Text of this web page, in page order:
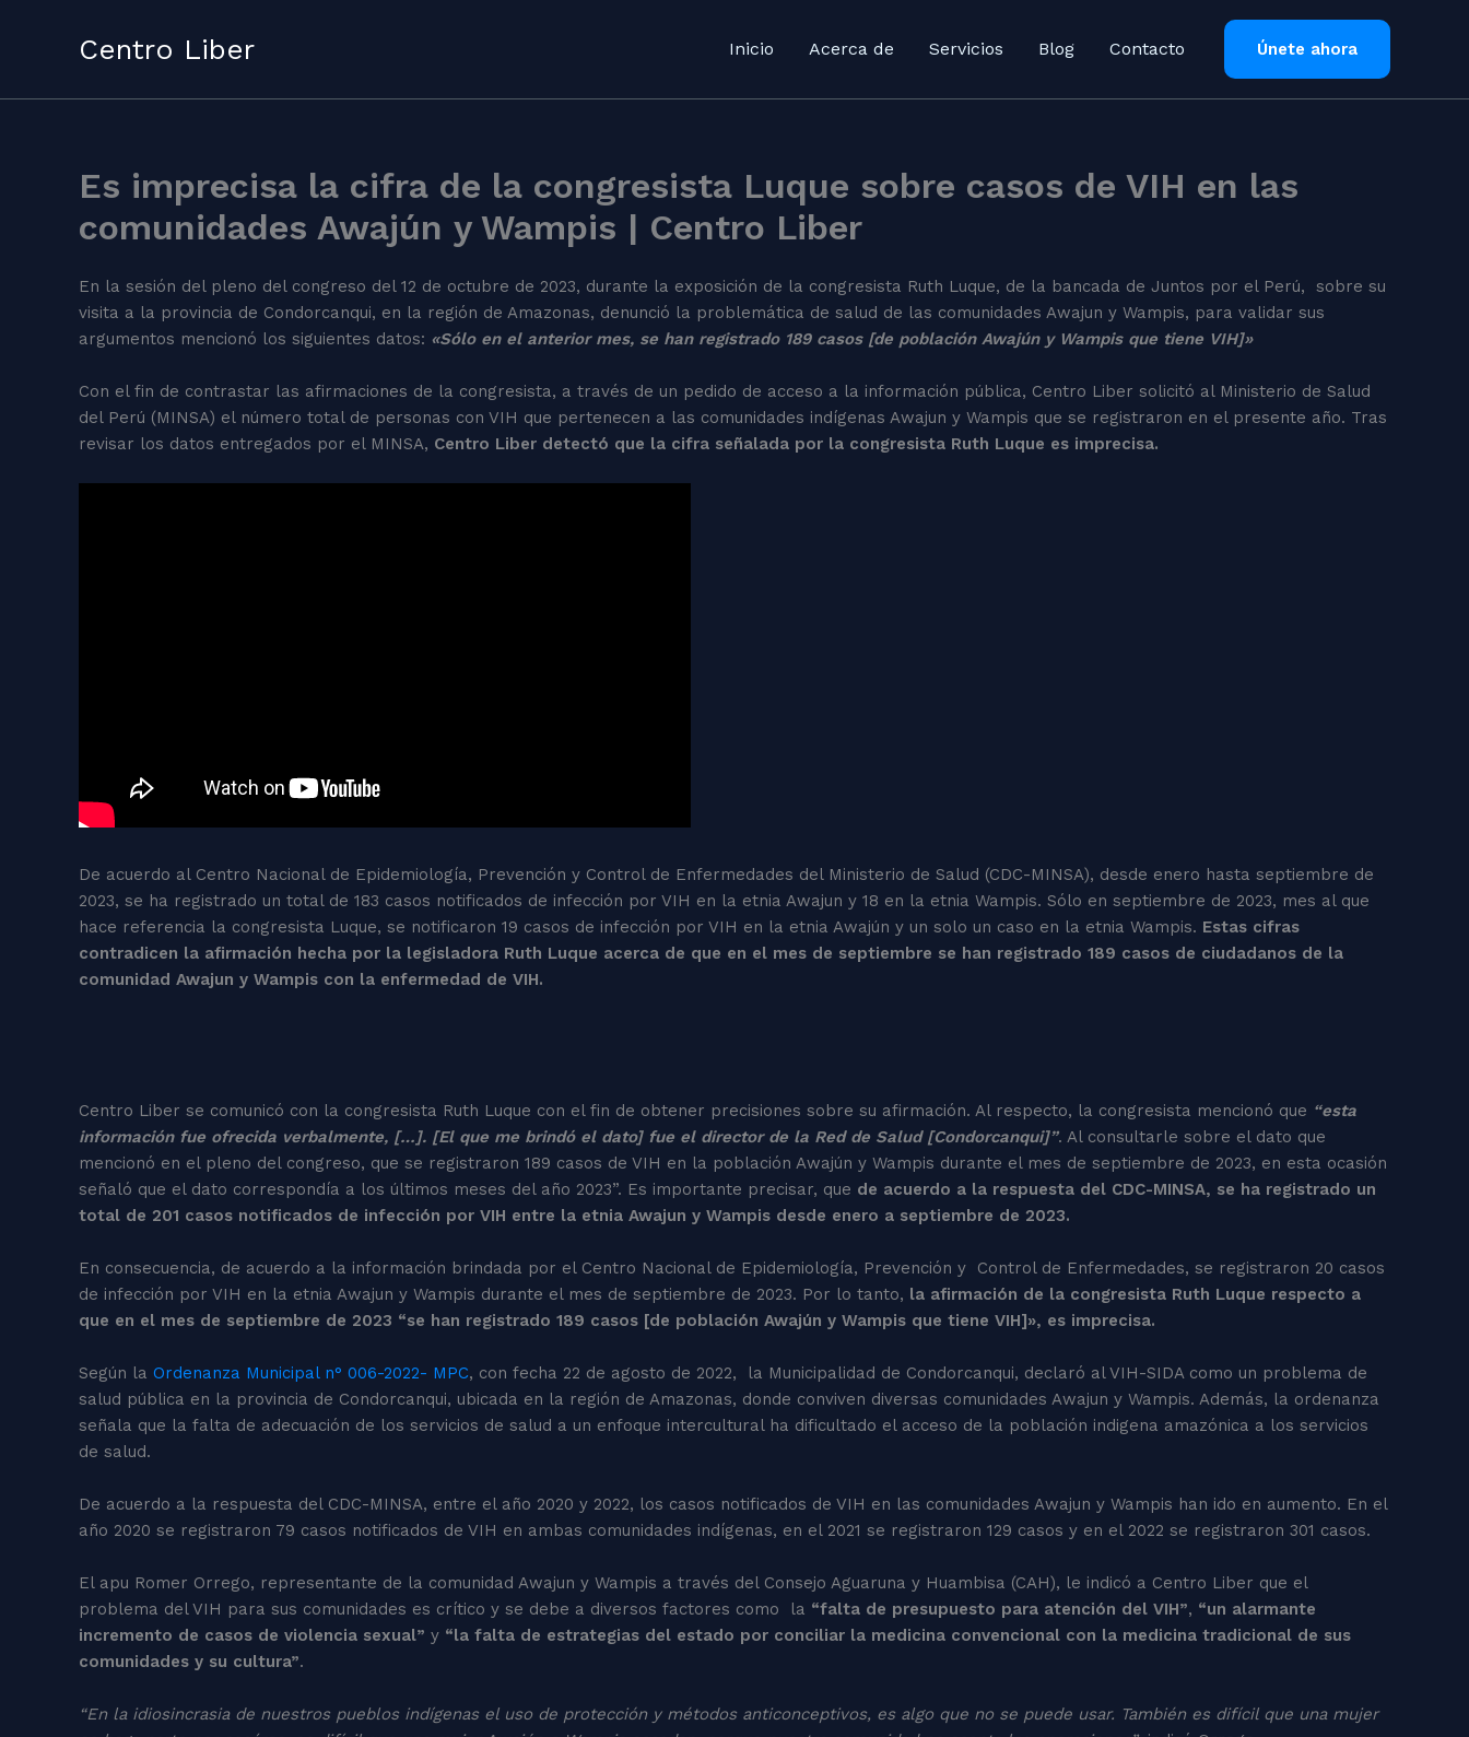
Centro Liber Inicio Acerca de Servicios Blog Contacto Únete ahora
Es imprecisa la cifra de la congresista Luque sobre casos de VIH en las
comunidades Awajún y Wampis | Centro Liber
En la sesión del pleno del congreso del 12 de octubre de 2023, durante la exposición de la congresista Ruth Luque, de la bancada de Juntos por el Perú, sobre su
visita a la provincia de Condorcanqui, en la región de Amazonas, denunció la problemática de salud de las comunidades Awajun y Wampis, para validar sus
argumentos mencionó los siguientes datos: «Sólo en el anterior mes, se han registrado 189 casos [de población Awajún y Wampis que tiene VIH]»
Con el fin de contrastar las afirmaciones de la congresista, a través de un pedido de acceso a la información pública, Centro Liber solicitó al Ministerio de Salud
del Perú (MINSA) el número total de personas con VIH que pertenecen a las comunidades indígenas Awajun y Wampis que se registraron en el presente año. Tras
revisar los datos entregados por el MINSA, Centro Liber detectó que la cifra señalada por la congresista Ruth Luque es imprecisa.
De acuerdo al Centro Nacional de Epidemiología, Prevención y Control de Enfermedades del Ministerio de Salud (CDC-MINSA), desde enero hasta septiembre de
2023, se ha registrado un total de 183 casos notificados de infección por VIH en la etnia Awajun y 18 en la etnia Wampis. Sólo en septiembre de 2023, mes al que
hace referencia la congresista Luque, se notificaron 19 casos de infección por VIH en la etnia Awajún y un solo un caso en la etnia Wampis. Estas cifras
contradicen la afirmación hecha por la legisladora Ruth Luque acerca de que en el mes de septiembre se han registrado 189 casos de ciudadanos de la
comunidad Awajun y Wampis con la enfermedad de VIH.
Centro Liber se comunicó con la congresista Ruth Luque con el fin de obtener precisiones sobre su afirmación. Al respecto, la congresista mencionó que “esta
información fue ofrecida verbalmente, […]. [El que me brindó el dato] fue el director de la Red de Salud [Condorcanqui]”. Al consultarle sobre el dato que
mencionó en el pleno del congreso, que se registraron 189 casos de VIH en la población Awajún y Wampis durante el mes de septiembre de 2023, en esta ocasión
señaló que el dato correspondía a los últimos meses del año 2023”. Es importante precisar, que de acuerdo a la respuesta del CDC-MINSA, se ha registrado un
total de 201 casos notificados de infección por VIH entre la etnia Awajun y Wampis desde enero a septiembre de 2023.
En consecuencia, de acuerdo a la información brindada por el Centro Nacional de Epidemiología, Prevención y Control de Enfermedades, se registraron 20 casos
de infección por VIH en la etnia Awajun y Wampis durante el mes de septiembre de 2023. Por lo tanto, la afirmación de la congresista Ruth Luque respecto a
que en el mes de septiembre de 2023 “se han registrado 189 casos [de población Awajún y Wampis que tiene VIH]», es imprecisa.
Según la Ordenanza Municipal n° 006-2022- MPC, con fecha 22 de agosto de 2022, la Municipalidad de Condorcanqui, declaró al VIH-SIDA como un problema de
salud pública en la provincia de Condorcanqui, ubicada en la región de Amazonas, donde conviven diversas comunidades Awajun y Wampis. Además, la ordenanza
señala que la falta de adecuación de los servicios de salud a un enfoque intercultural ha dificultado el acceso de la población indigena amazónica a los servicios
de salud.
De acuerdo a la respuesta del CDC-MINSA, entre el año 2020 y 2022, los casos notificados de VIH en las comunidades Awajun y Wampis han ido en aumento. En el
año 2020 se registraron 79 casos notificados de VIH en ambas comunidades indígenas, en el 2021 se registraron 129 casos y en el 2022 se registraron 301 casos.
El apu Romer Orrego, representante de la comunidad Awajun y Wampis a través del Consejo Aguaruna y Huambisa (CAH), le indicó a Centro Liber que el
problema del VIH para sus comunidades es crítico y se debe a diversos factores como la “falta de presupuesto para atención del VIH”, “un alarmante
incremento de casos de violencia sexual” y “la falta de estrategias del estado por conciliar la medicina convencional con la medicina tradicional de sus
comunidades y su cultura”.
“En la idiosincrasia de nuestros pueblos indígenas el uso de protección y métodos anticonceptivos, es algo que no se puede usar. También es difícil que una mujer